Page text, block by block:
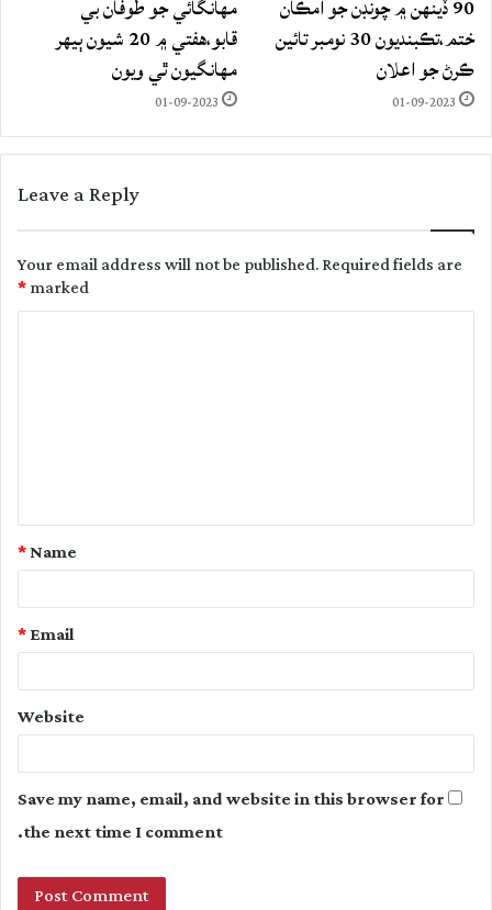
90 ڏينهن ۾ چونڊن جو امڪان
ختم،تڪبنديون 30 نومبر تائين
ڪرڻ جو اعلان
01-09-2023
مهانگائي جو طوفان بي
قابو،هفتي ۾ 20 شيون ٻيهر
مهانگيون ٿي ويون
01-09-2023
Leave a Reply
Your email address will not be published.Required fields are
marked
*
t
Name
*
Email
*
Website
Save my name, email, and website in this browser for
the next time I comment.